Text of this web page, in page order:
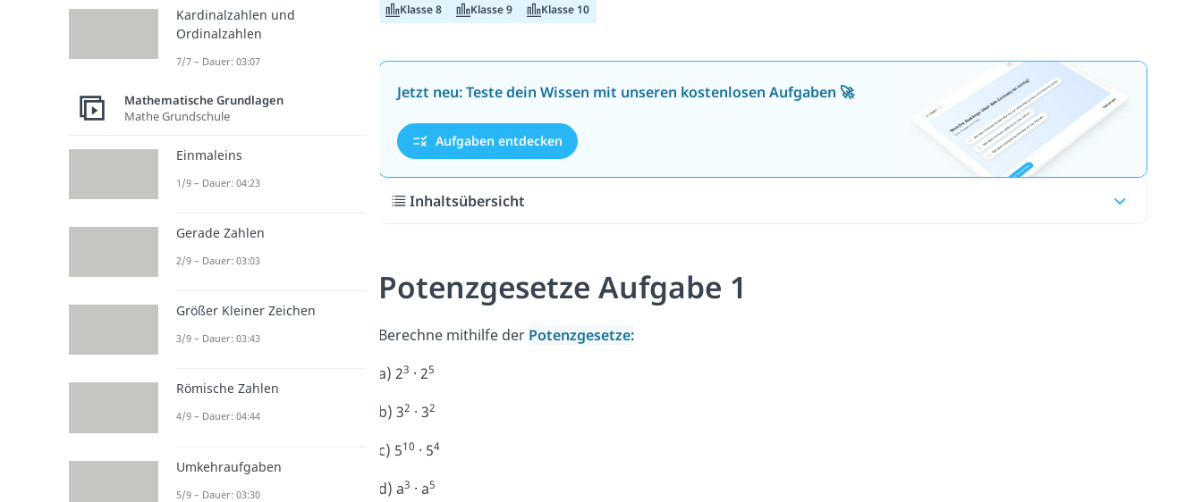
Klasse 8 Klasse 9 Klasse 10
Jetzt neu: Teste dein Wissen mit unseren kostenlosen Aufgaben 🚀
Aufgaben entdecken
Inhaltsübersicht
Potenzgesetze Aufgabe 1
Berechne mithilfe der Potenzgesetze:
a) 23 · 25
b) 32 · 32
c) 510 · 54
d) a3 · a5
Kardinalzahlen und
Ordinalzahlen
7/7 – Dauer: 03:07
Mathematische Grundlagen
Mathe Grundschule
Einmaleins
1/9 – Dauer: 04:23
Gerade Zahlen
2/9 – Dauer: 03:03
Größer Kleiner Zeichen
3/9 – Dauer: 03:43
Römische Zahlen
4/9 – Dauer: 04:44
Umkehraufgaben
5/9 – Dauer: 03:30